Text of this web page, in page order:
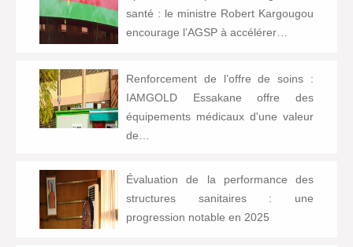
santé : le ministre Robert Kargougou
encourage l’AGSP à accélérer…
Renforcement de l’offre de soins :
IAMGOLD Essakane offre des
équipements médicaux d'une valeur
de…
Évaluation de la performance des
structures sanitaires : une
progression notable en 2025